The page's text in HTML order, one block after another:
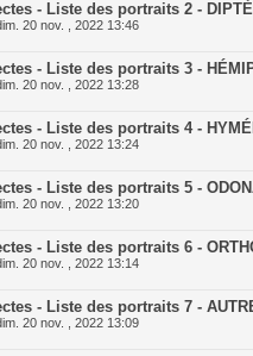
- Liste des portraits 2 -
20 nov. , 2022 13:46
- Liste des portraits 3 -
20 nov. , 2022 13:28
- Liste des portraits 4 -
20 nov. , 2022 13:24
- Liste des portraits 5 -
20 nov. , 2022 13:20
- Liste des portraits 6 -
20 nov. , 2022 13:14
- Liste des portraits 7 -
20 nov. , 2022 13:09